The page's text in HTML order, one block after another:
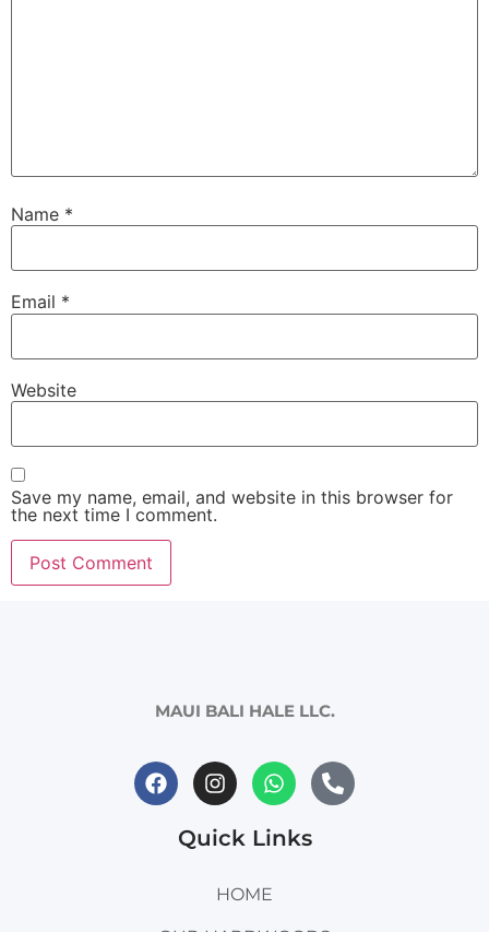
Name *
Email *
Website
Save my name, email, and website in this browser for
the next time I comment.
MAUI BALI HALE LLC.
Quick Links
HOME